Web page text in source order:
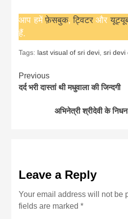
आप हमेंफ़ेसबुक,ट्विटरऔर
हैं.
Tags: last visual of sri devi ,sri devi
Continue
Reading
Previous
दर्द भरी दास्तां थी मधुवाला की जिन्दगी
अभिनेत्री श्रीदेवी के
Leave a Reply
Your email address will not be
fields are marked*